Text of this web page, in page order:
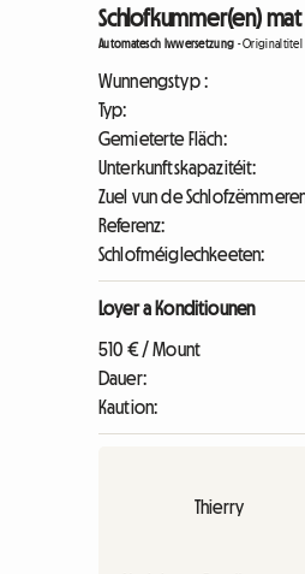
Schlofkummer(en)
Automatesch Iwwersetzung -Originaltitel
Wunnengstyp :
Typ:
Gemieterte Fläch:
Unterkunftskapazitéit:
Zuel vun de
Referenz:
Schlofméiglechkeeten:
Loyer a Konditiounen
510 € / Mount
Dauer:
Kaution:
Thierry